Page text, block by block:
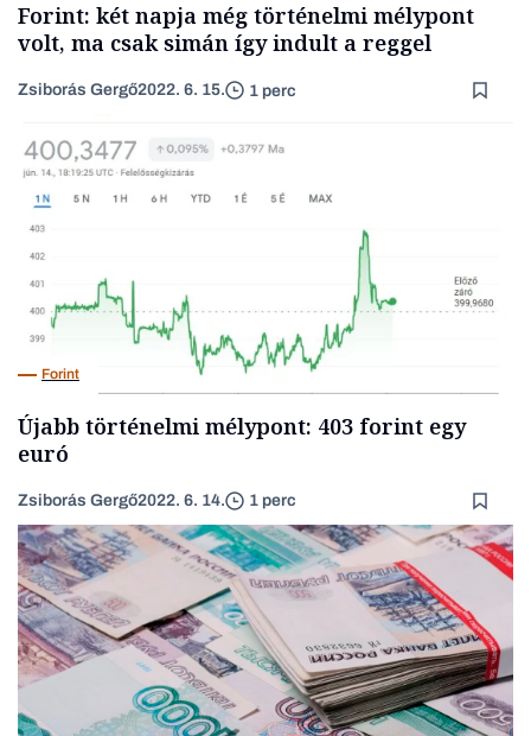
Forint: két napja még történelmi mélypont
volt, ma csak simán így indult a reggel
Zsiborás Gergő2022. 6. 15. 1 perc
Forint
Újabb történelmi mélypont: 403 forint egy
euró
Zsiborás Gergő2022. 6. 14. 1 perc